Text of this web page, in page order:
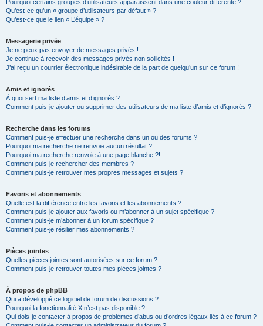
Pourquoi certains groupes d’utilisateurs apparaissent dans une couleur différente ?
Qu’est-ce qu’un « groupe d’utilisateurs par défaut » ?
Qu’est-ce que le lien « L’équipe » ?
Messagerie privée
Je ne peux pas envoyer de messages privés !
Je continue à recevoir des messages privés non sollicités !
J’ai reçu un courrier électronique indésirable de la part de quelqu’un sur ce forum !
Amis et ignorés
À quoi sert ma liste d’amis et d’ignorés ?
Comment puis-je ajouter ou supprimer des utilisateurs de ma liste d’amis et d’ignorés ?
Recherche dans les forums
Comment puis-je effectuer une recherche dans un ou des forums ?
Pourquoi ma recherche ne renvoie aucun résultat ?
Pourquoi ma recherche renvoie à une page blanche ?!
Comment puis-je rechercher des membres ?
Comment puis-je retrouver mes propres messages et sujets ?
Favoris et abonnements
Quelle est la différence entre les favoris et les abonnements ?
Comment puis-je ajouter aux favoris ou m’abonner à un sujet spécifique ?
Comment puis-je m’abonner à un forum spécifique ?
Comment puis-je résilier mes abonnements ?
Pièces jointes
Quelles pièces jointes sont autorisées sur ce forum ?
Comment puis-je retrouver toutes mes pièces jointes ?
À propos de phpBB
Qui a développé ce logiciel de forum de discussions ?
Pourquoi la fonctionnalité X n’est pas disponible ?
Qui dois-je contacter à propos de problèmes d’abus ou d’ordres légaux liés à ce forum ?